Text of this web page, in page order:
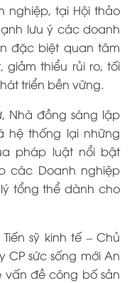
nghiệp, tại Hội thảo
lưu ý các doanh
đặc biệt quan tâm
thiểu rủi ro, tối
triển bền vững.
Nhà đồng sáng lập
hệ thống lại những
pháp luật nổi bật
các Doanh nghiệp
tổng thể dành cho
sỹ kinh tế – Chủ
CP sức sống mới An
vấn đề công bố sản